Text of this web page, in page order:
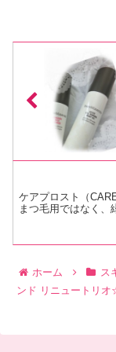
ケアプロスト（
まつ毛用ではなく、
ホーム ス
ンド リニュートリ